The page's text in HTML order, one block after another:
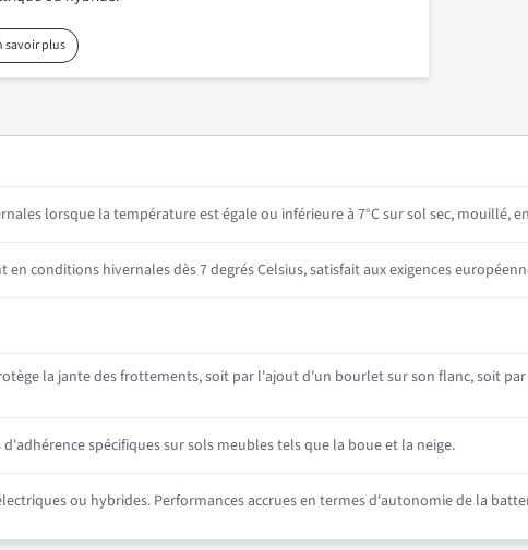
savoir plus
lorsque la température est égale ou inférieure à 7°C sur sol sec, mouillé,
conditions hivernales dès 7 degrés Celsius, satisfait aux exigences
la jante des frottements, soit par l'ajout d'un bourlet sur son flanc, soit
spécifiques sur sols meubles tels que la boue et la neige.
ou hybrides. Performances accrues en termes d'autonomie de la